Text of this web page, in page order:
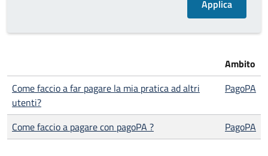
Ambito
Come faccio a far pagare la mia pratica ad altri
utenti?
PagoPA
Come faccio a pagare con pagoPA ? PagoPA